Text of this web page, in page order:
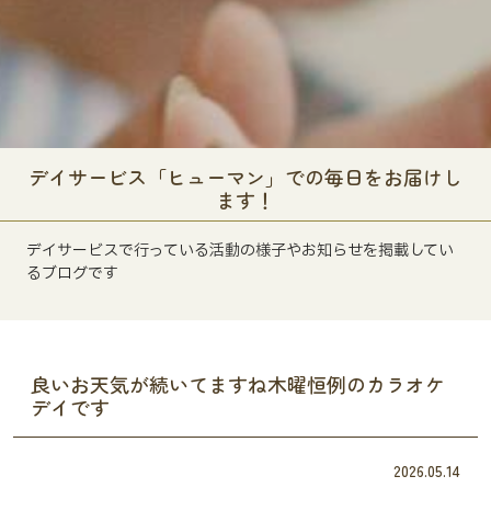
デイサービス「ヒューマン」での毎日をお届けし
ます！
デイサービスで行っている活動の様子やお知らせを掲載してい
るブログです
良いお天気が続いてますね木曜恒例のカラオケ
デイです
2026.05.14